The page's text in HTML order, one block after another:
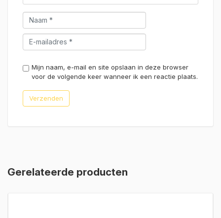
Mijn naam, e-mail en site opslaan in deze browser
voor de volgende keer wanneer ik een reactie plaats.
Gerelateerde producten